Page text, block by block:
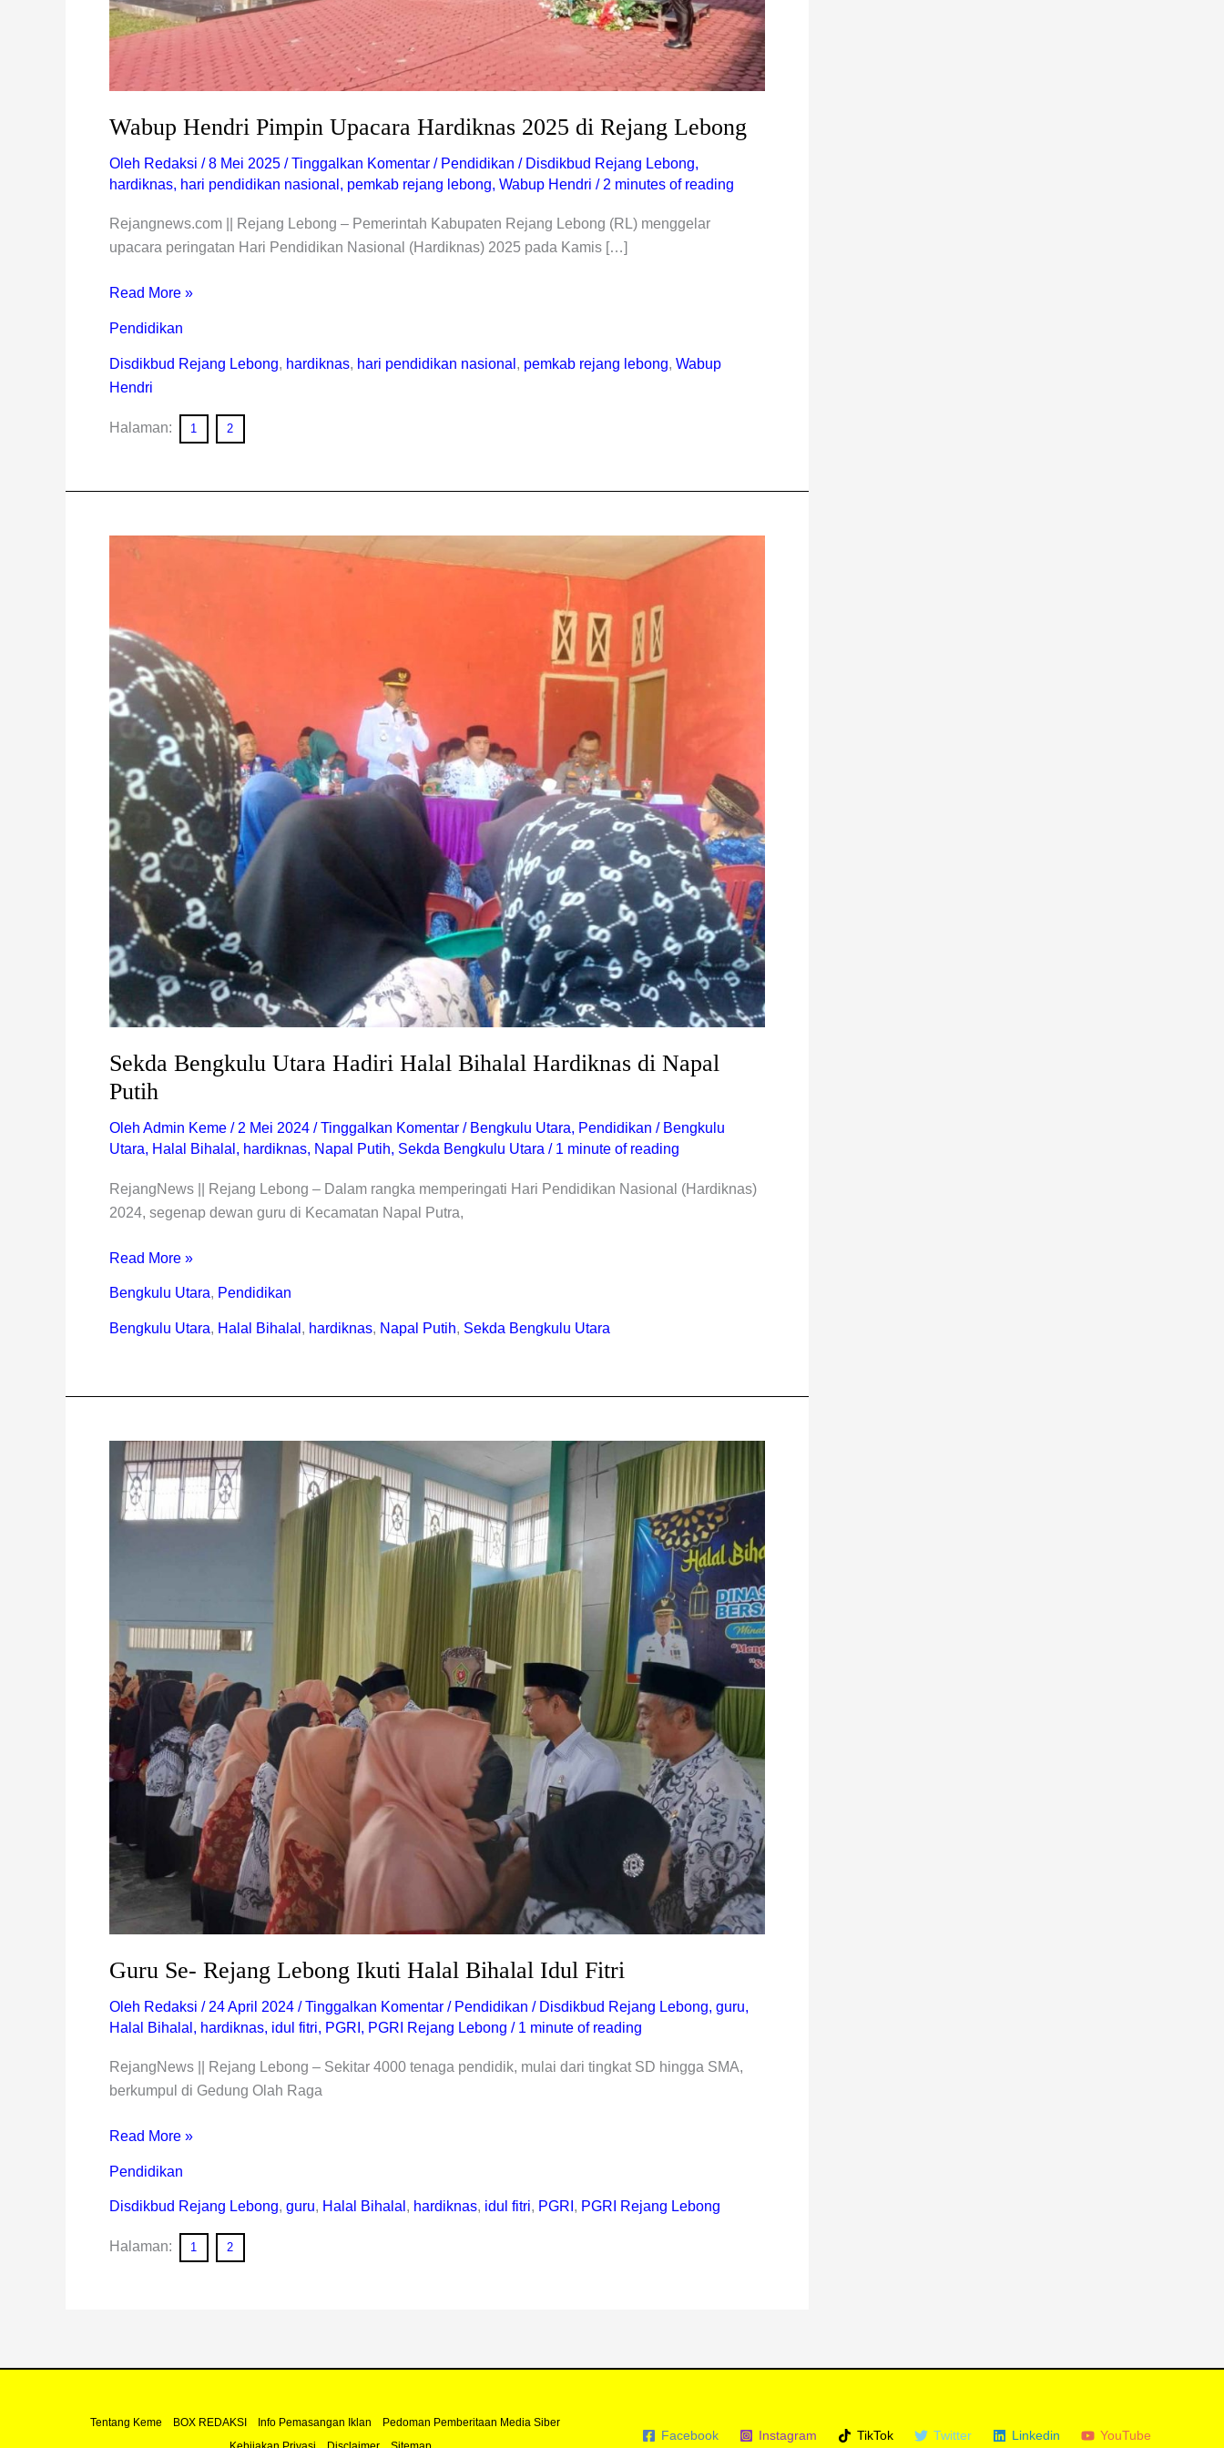
Wabup Hendri Pimpin Upacara Hardiknas 2025 di Rejang Lebong
Oleh Redaksi /8 Mei 2025 /Tinggalkan Komentar / Pendidikan / Disdikbud Rejang Lebong,
hardiknas, hari pendidikan nasional , pemkab rejang lebong, Wabup Hendri / 2 minutes of reading
Rejangnews.com || Rejang Lebong – Pemerintah Kabupaten Rejang Lebong (RL) menggelar
upacara peringatan Hari Pendidikan Nasional (Hardiknas) 2025 pada Kamis […]
Read More »
Pendidikan
Disdikbud Rejang Lebong, hardiknas, hari pendidikan nasional , pemkab rejang lebong, Wabup
Hendri
Halaman: 1 2
Sekda Bengkulu Utara Hadiri Halal Bihalal Hardiknas di Napal
Putih
Oleh Admin Keme / 2 Mei 2024 /Tinggalkan Komentar / Bengkulu Utara, Pendidikan / Bengkulu
Utara, Halal Bihalal , hardiknas, Napal Putih, Sekda Bengkulu Utara / 1 minute of reading
RejangNews || Rejang Lebong – Dalam rangka memperingati Hari Pendidikan Nasional (Hardiknas)
2024, segenap dewan guru di Kecamatan Napal Putra,
Halal
Bihalal
Hardiknas
di
Napal
Putih
Read More »
Bengkulu Utara, Pendidikan
Bengkulu Utara, Halal Bihalal , hardiknas, Napal Putih, Sekda Bengkulu Utara
Guru Se- Rejang Lebong Ikuti Halal Bihalal Idul Fitri
Oleh Redaksi / 24 April 2024 /Tinggalkan Komentar / Pendidikan / Disdikbud Rejang Lebong, guru,
Halal Bihalal , hardiknas, idul fitri, PGRI , PGRI Rejang Lebong / 1 minute of reading
RejangNews || Rejang Lebong – Sekitar 4000 tenaga pendidik, mulai dari tingkat SD hingga SMA,
berkumpul di Gedung Olah Raga
Guru
Se-
Rejang
Lebong
Idul
Read More »
Pendidikan
Disdikbud Rejang Lebong, guru, Halal Bihalal , hardiknas, idul fitri, PGRI , PGRI Rejang Lebong
Halaman: 1 2
Tentang Keme BOX REDAKSI Info Pemasangan Iklan
Pedoman Pemberitaan Media Siber
Facebook Instagram TikTok Twitter Linkedin YouTube